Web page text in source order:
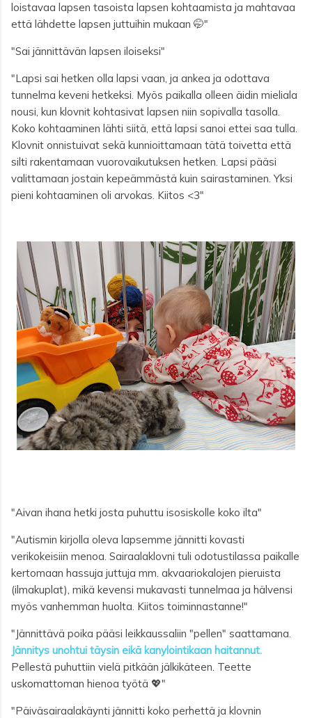
loistavaa lapsen tasoista lapsen kohtaamista ja mahtavaa
että lähdette lapsen juttuihin mukaan 🤭"
"Sai jännittävän lapsen iloiseksi"
"Lapsi sai hetken olla lapsi vaan, ja ankea ja odottava
tunnelma keveni hetkeksi. Myös paikalla olleen äidin mieliala
nousi, kun klovnit kohtasivat lapsen niin sopivalla tasolla.
Koko kohtaaminen lähti siitä, että lapsi sanoi ettei saa tulla.
Klovnit onnistuivat sekä kunnioittamaan tätä toivetta että
silti rakentamaan vuorovaikutuksen hetken. Lapsi pääsi
valittamaan jostain kepeämmästä kuin sairastaminen. Yksi
pieni kohtaaminen oli arvokas. Kiitos <3"
"Aivan ihana hetki josta puhuttu isosiskolle koko ilta"
"Autismin kirjolla oleva lapsemme jännitti kovasti
verikokeisiin menoa. Sairaalaklovni tuli odotustilassa paikalle
kertomaan hassuja juttuja mm. akvaariokalojen pieruista
(ilmakuplat), mikä kevensi mukavasti tunnelmaa ja hälvensi
myös vanhemman huolta. Kiitos toiminnastanne!"
"Jännittävä poika pääsi leikkaussaliin "pellen" saattamana.
Jännitys unohtui täysin eikä kanylointikaan haitannut.
Pellestä puhuttiin vielä pitkään jälkikäteen. Teette
uskomattoman hienoa työtä 💖"
"Päiväsairaalakäynti jännitti koko perhettä ja klovnin